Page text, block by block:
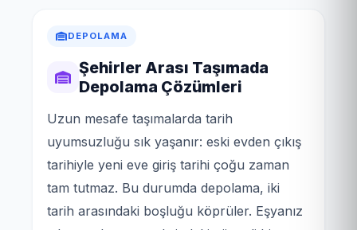
DEPOLAMA
Şehirler Arası Taşımada
Depolama Çözümleri
Uzun mesafe taşımalarda tarih
uyumsuzluğu sık yaşanır: eski evden çıkış
tarihiyle yeni eve giriş tarihi çoğu zaman
tam tutmaz. Bu durumda depolama, iki
tarih arasındaki boşluğu köprüler. Eşyanız